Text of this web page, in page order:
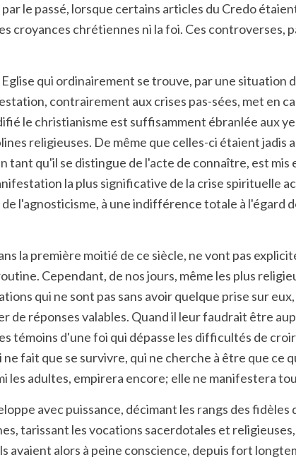
le passé, lorsque certains articles du Credo
croyances chrétiennes ni la foi. Ces
qui ordinairement se trouve, par une
contrairement aux crises pas-sées, met en
le christianisme est suffisamment ébranlée
religieuses. De même que celles-ci étaient
tant qu'il se distingue de l'acte de connaître, est
la plus significative de la crise spirituelle
l'agnosticisme, à une indifférence totale à
la première moitié de ce siècle, ne vont pas
Cependant, de nos jours, même les plus
qui ne sont pas sans avoir quelque prise sur
de réponses valables. Quand il leur faudrait être
témoins d'une foi qui dépasse les difficultés de
fait que se survivre, qui ne cherche à être que ce
les adultes, empirera encore; elle ne manifestera
avec puissance, décimant les rangs des
tarissant les vocations sacerdotales et
avaient alors à peine conscience, depuis fort